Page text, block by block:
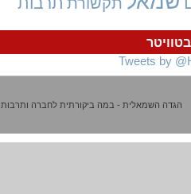
Tweets by
השמאלית - במה ביקורתית לחברה ותרבות